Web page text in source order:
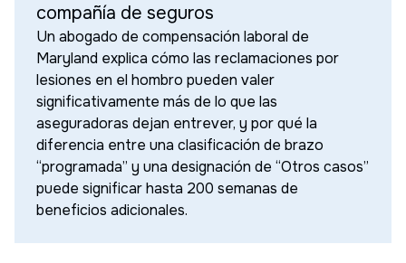
compañía de seguros
Un abogado de compensación laboral de
Maryland explica cómo las reclamaciones por
lesiones en el hombro pueden valer
significativamente más de lo que las
aseguradoras dejan entrever, y por qué la
diferencia entre una clasificación de brazo
“programada” y una designación de “Otros casos”
puede significar hasta 200 semanas de
beneficios adicionales.